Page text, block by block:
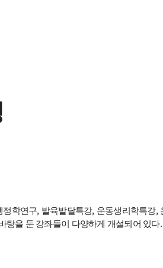
학연구, 발육발달특강, 운동생리학특강,
탕을 둔 강좌들이 다양하게 개설되어 있다.